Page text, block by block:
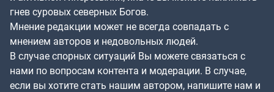
гнев суровых северных Богов.
Мнение редакции может не всегда совпадать с
мнением авторов и недовольных людей.
В случае спорных ситуаций Вы можете связаться с
нами по вопросам контента и модерации. В случае,
если вы хотите стать нашим автором, напишите нам и